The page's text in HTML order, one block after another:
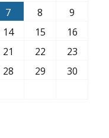
7 8
9
14 15
16
21 22
23
28 29
30